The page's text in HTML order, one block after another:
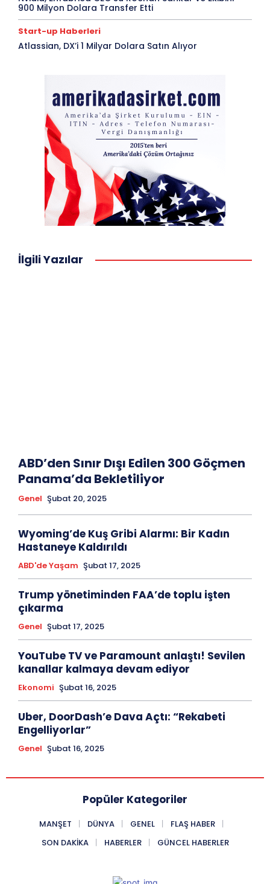
900 Milyon Dolara Transfer Etti
Start-up Haberleri
Atlassian, DX’i 1 Milyar Dolara Satın Alıyor
İlgili Yazılar
ABD’den Sınır Dışı Edilen 300 Göçmen
Panama’da Bekletiliyor
Genel Şubat 20, 2025
Wyoming’de Kuş Gribi Alarmı: Bir Kadın
Hastaneye Kaldırıldı
ABD'de Yaşam Şubat 17, 2025
Trump yönetiminden FAA’de toplu işten
çıkarma
Genel Şubat 17, 2025
YouTube TV ve Paramount anlaştı! Sevilen
kanallar kalmaya devam ediyor
Ekonomi Şubat 16, 2025
Uber, DoorDash’e Dava Açtı: “Rekabeti
Engelliyorlar”
Genel Şubat 16, 2025
Popüler Kategoriler
MANŞET DÜNYA GENEL
FLAŞ HABER
SON DAKIKA
HABERLER GÜNCEL HABERLER